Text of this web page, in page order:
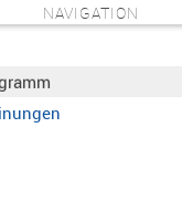
NAVIGATION